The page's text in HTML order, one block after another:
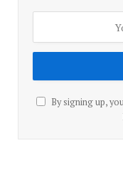
By signing up,